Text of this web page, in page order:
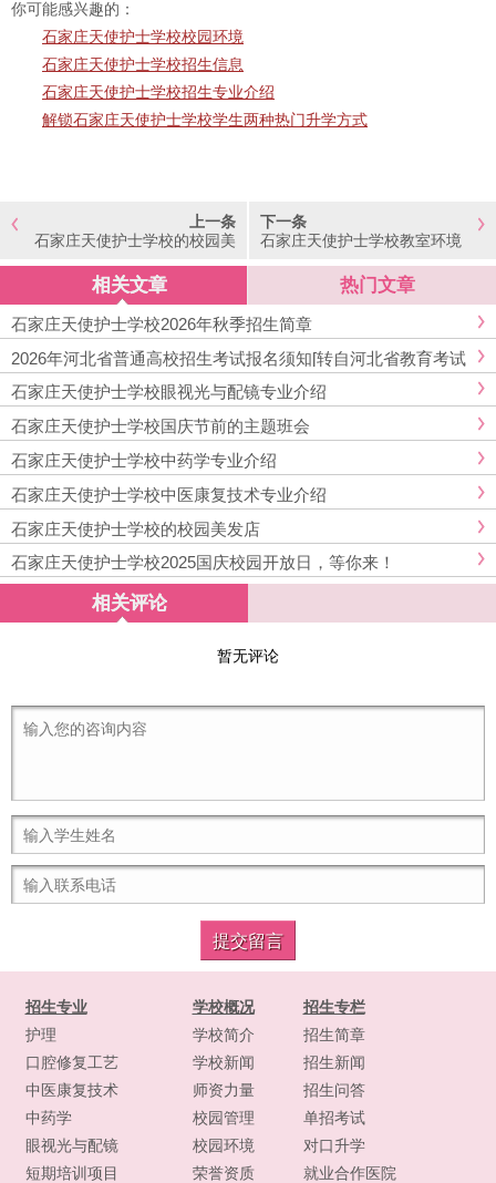
你可能感兴趣的：
石家庄天使护士学校校园环境
石家庄天使护士学校招生信息
石家庄天使护士学校招生专业介绍
解锁石家庄天使护士学校学生两种热门升学方式
上一条
石家庄天使护士学校的校园美
下一条
石家庄天使护士学校教室环境
相关文章 热门文章
石家庄天使护士学校2026年秋季招生简章
2026年河北省普通高校招生考试报名须知[转自河北省教育考试
院发布]
石家庄天使护士学校眼视光与配镜专业介绍
石家庄天使护士学校国庆节前的主题班会
石家庄天使护士学校中药学专业介绍
石家庄天使护士学校中医康复技术专业介绍
石家庄天使护士学校的校园美发店
石家庄天使护士学校2025国庆校园开放日，等你来！
相关评论
暂无评论
招生专业
护理
口腔修复工艺
中医康复技术
中药学
眼视光与配镜
短期培训项目
学校概况
学校简介
学校新闻
师资力量
校园管理
校园环境
荣誉资质
招生专栏
招生简章
招生新闻
招生问答
单招考试
对口升学
就业合作医院